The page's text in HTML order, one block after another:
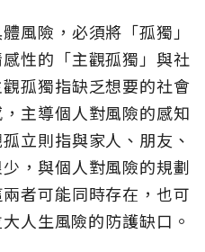
風險，必須將「孤獨」
性的「主觀孤獨」與社
孤獨指缺乏想要的社會
主導個人對風險的感知
立則指與家人、朋友、
，與個人對風險的規劃
者可能同時存在，也可
人生風險的防護缺口。